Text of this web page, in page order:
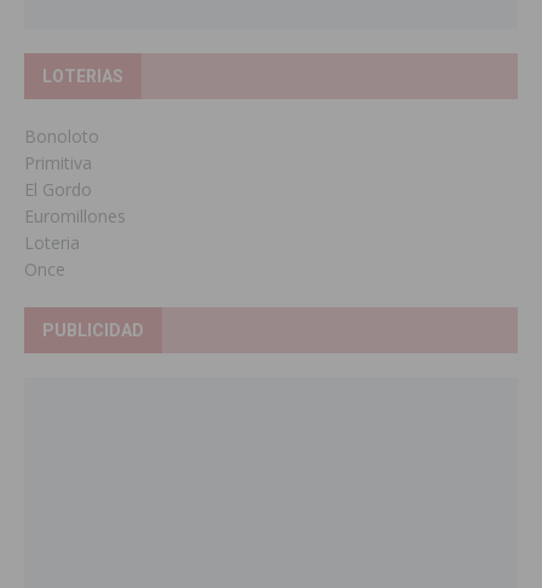
LOTERIAS
Bonoloto
Primitiva
El Gordo
Euromillones
Loteria
Once
PUBLICIDAD